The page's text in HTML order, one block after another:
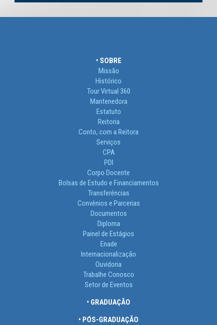
• SOBRE
Missão
Histórico
Tour Virtual 360
Mantenedora
Estatuto
Reitoria
Conto, com a Reitora
Serviços
CPA
PDI
Corpo Docente
Bolsas de Estudo e Financiamentos
Transferências
Convênios e Parcerias
Documentos
Diploma
Painel de Estágios
Enade
Internacionalização
Ouvidoria
Trabalhe Conosco
Setor de Eventos
• GRADUAÇÃO
• PÓS-GRADUAÇÃO